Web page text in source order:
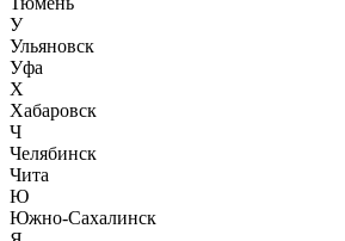
У
Ульяновск
Уфа
Х
Хабаровск
Ч
Челябинск
Чита
Ю
Южно-Сахалинск